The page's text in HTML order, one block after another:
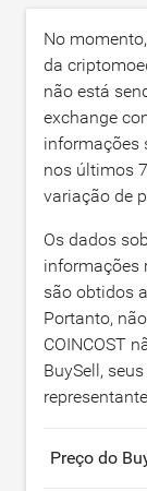
No
da
não está
exchange
informações
nos últimos
variação de
Os dados
informações
são obtidos
Portanto,
COINCOST
BuySell,
Preço do